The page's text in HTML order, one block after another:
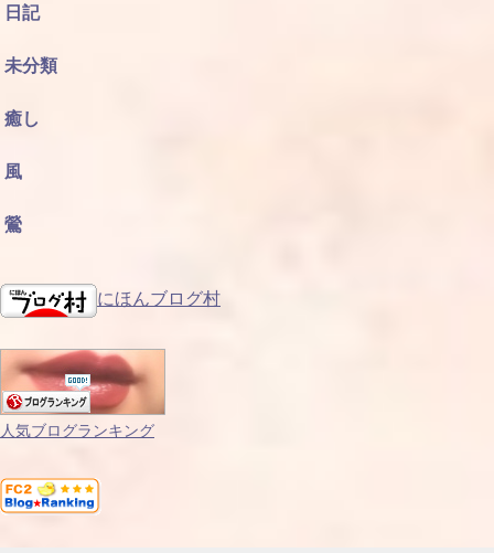
日記
未分類
癒し
風
鶯
にほんブログ村
人気ブログランキング